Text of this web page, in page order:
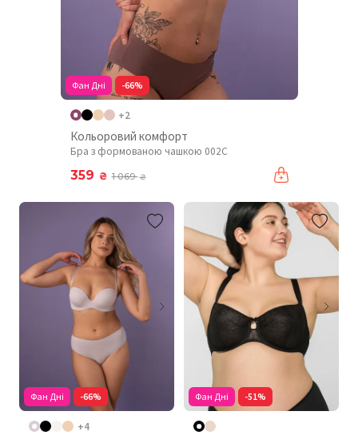
Фан Дні -66%
+2
Кольоровий комфорт
Бра з формованою чашкою 002C
359 ₴ 1 069₴
Фан Дні -66%
+4
Фан Дні -51%